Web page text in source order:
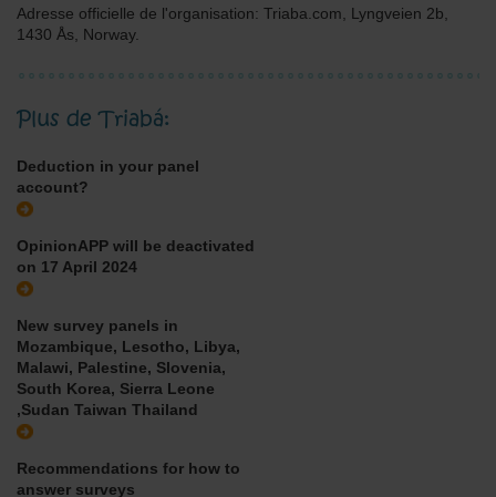
Adresse officielle de l'organisation: Triaba.com, Lyngveien 2b,
1430 Ås, Norway.
Plus de Triabá:
Deduction in your panel
account?
OpinionAPP will be deactivated
on 17 April 2024
New survey panels in
Mozambique, Lesotho, Libya,
Malawi, Palestine, Slovenia,
South Korea, Sierra Leone
,Sudan Taiwan Thailand
Recommendations for how to
answer surveys